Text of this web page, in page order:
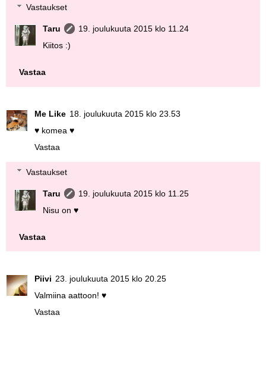
Vastaukset
Taru
19. joulukuuta 2015 klo 11.24
Kiitos :)
Vastaa
Me Like 18. joulukuuta 2015 klo 23.53
♥ komea ♥
Vastaa
Vastaukset
Taru
19. joulukuuta 2015 klo 11.25
Nisu on ♥
Vastaa
Piivi 23. joulukuuta 2015 klo 20.25
Valmiina aattoon! ♥
Vastaa